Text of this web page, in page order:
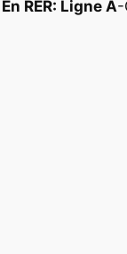
En RER: Ligne A-